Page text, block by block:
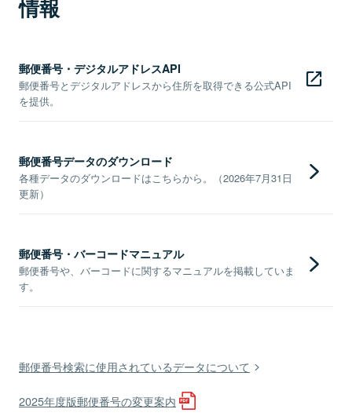
情報
郵便番号・デジタルアドレスAPI
郵便番号とデジタルアドレスから住所を取得できる公式API
を提供。
郵便番号データのダウンロード
各種データのダウンロードはこちらから。（2026年7月31日
更新）
郵便番号・バーコードマニュアル
郵便番号や、バーコードに関するマニュアルを掲載していま
す。
郵便番号検索に使用されているデータについて
2025年度版郵便番号の変更案内